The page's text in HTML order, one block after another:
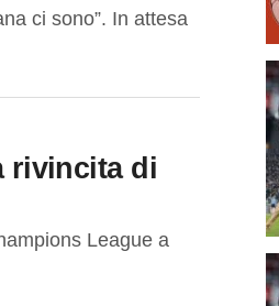
ci sono”. In attesa
rivincita di
League a